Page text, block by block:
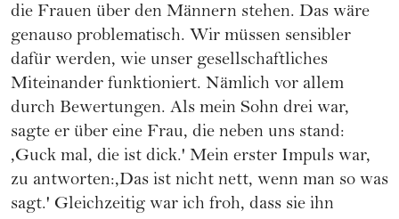
die Frauen über den Männern stehen. Das wäre
genauso problematisch. Wir müssen sensibler
dafür werden, wie unser gesellschaftliches
Miteinander funktioniert. Nämlich vor allem
durch Bewertungen. Als mein Sohn drei war,
sagte er über eine Frau, die neben uns stand:
,Guck mal, die ist dick.' Mein erster Impuls war,
zu antworten:,Das ist nicht nett, wenn man so was
sagt.' Gleichzeitig war ich froh, dass sie ihn